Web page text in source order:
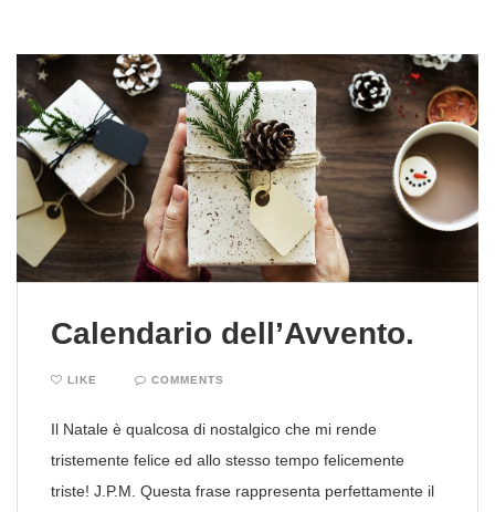
Calendario dell’Avvento.
LIKE COMMENTS
Il Natale è qualcosa di nostalgico che mi rende
tristemente felice ed allo stesso tempo felicemente
triste! J.P.M. Questa frase rappresenta perfettamente il